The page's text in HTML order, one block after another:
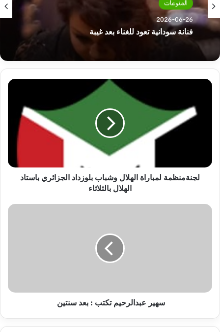
المنوعات
2026-06-26
المنوعات
2026-06-23
رقم فلكي للتعاقد مع الدولية..
لجنةمنظمة
وشباب
بالثلاثاء
لجنةمنظمة لمباراة الهلال وشباب بلوزداد الجزائري باستاد
الهلال بالثلاثاء
سهير
سهير عبدالرحيم تكتب : بعد سنتين